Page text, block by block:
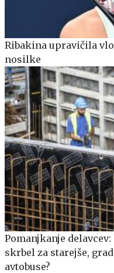
Ribakina upravičila
nosilke
Pomanjkanje
skrbel za starejše,
avtobuse?